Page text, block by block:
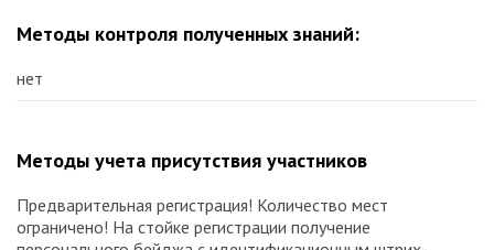
Методы контроля полученных знаний:
нет
Методы учета присутствия участников
Предварительная регистрация! Количество мест
ограничено! На стойке регистрации получение